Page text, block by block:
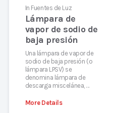
In Fuentes de Luz
Lámpara de
vapor de sodio de
baja presión
Una lámpara de vapor de
sodio de baja presión (o
lámpara LPSV) se
denomina lámpara de
descarga miscelánea, …
More Details